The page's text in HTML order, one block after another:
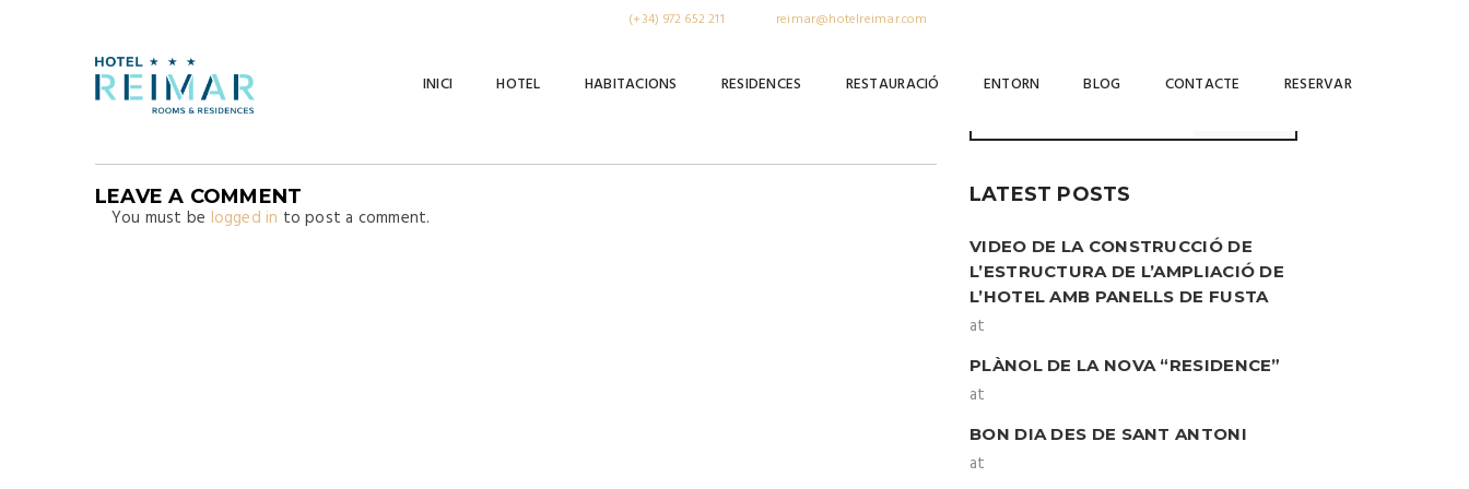
(+34) 972 652 211 reimar@hotelreimar.com
INICI HOTEL HABITACIONS RESIDENCES RESTAURACIÓ ENTORN BLOG CONTACTE RESERVAR
LEAVE A COMMENT
You must be logged in to post a comment.
LATEST POSTS
VIDEO DE LA CONSTRUCCIÓ DE
L’ESTRUCTURA DE L’AMPLIACIÓ DE
L’HOTEL AMB PANELLS DE FUSTA
at
PLÀNOL DE LA NOVA “RESIDENCE”
at
BON DIA DES DE SANT ANTONI
at